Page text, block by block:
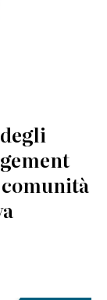
comunità